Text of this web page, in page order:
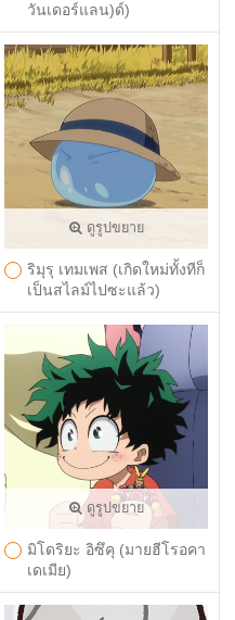
วันเดอร์แลน)ด์)
ดูรูปขยาย
ริมุรุ เทมเพส (เกิดใหม่ทั้งทีก็
เป็นสไลม์ไปซะแล้ว)
ดูรูปขยาย
มิโดริยะ อิซึคุ (มายฮีโรอคา
เดเมีย)